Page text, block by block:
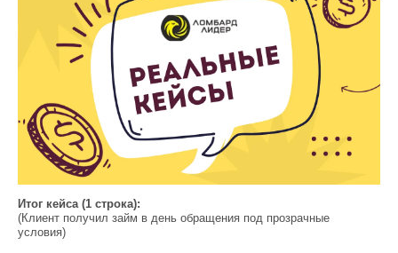
Итог кейса (1 строка):
(Клиент получил займ в день обращения под прозрачные
условия)